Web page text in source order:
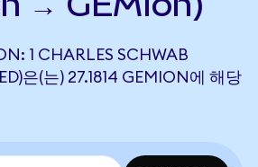
1 CHARLES SCHWAB
은(는) 27.1814 GEMION에 해당